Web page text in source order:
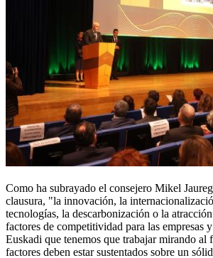
Como ha subrayado el consejero Mikel
clausura, "la innovación, la
tecnologías, la descarbonización o la
factores de competitividad para las empresas
Euskadi que tenemos que trabajar mirando al
factores deben estar sustentados sobre un